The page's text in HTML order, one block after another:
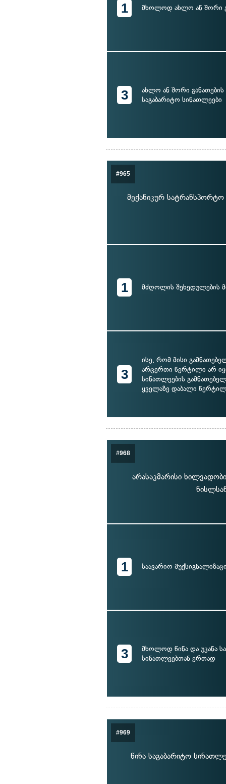
1 მხოლოდ ახლო ან შორი
3
ახლო ან შორი განათების
საგაბარიტო სინათლეები
#965
მექანიკურ
1 მძღოლის შეხედულების
3
ისე, რომ მისი
არცერთი წერტილი არ
სინათლეების
ყველაზე დაბალი
#968
არასაკმარისი
1 საავარიო
3
მხოლოდ წინა და უკანა
სინათლეებთან ერთად
#969
წინა საგაბარიტო